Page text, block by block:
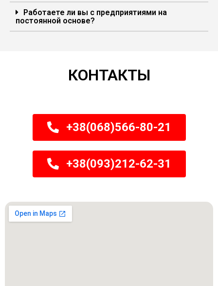
Работаете ли вы с предприятиями на
постоянной основе?
КОНТАКТЫ
+38(068)566-80-21
+38(093)212-62-31